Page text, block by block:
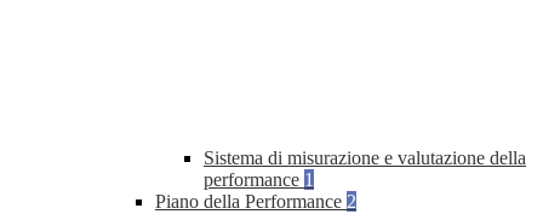
Sistema di misurazione e valutazione della
performance 1
Piano della Performance 2